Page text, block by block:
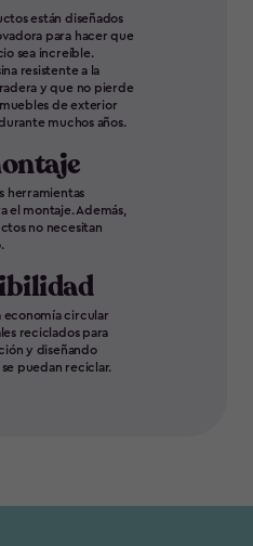
están diseñados
para hacer que
sea increíble.
resistente a la
y que no pierde
de exterior
muchos años.
herramientas
el montaje. Además,
no necesitan
economía circular
reciclados para
y diseñando
puedan reciclar.